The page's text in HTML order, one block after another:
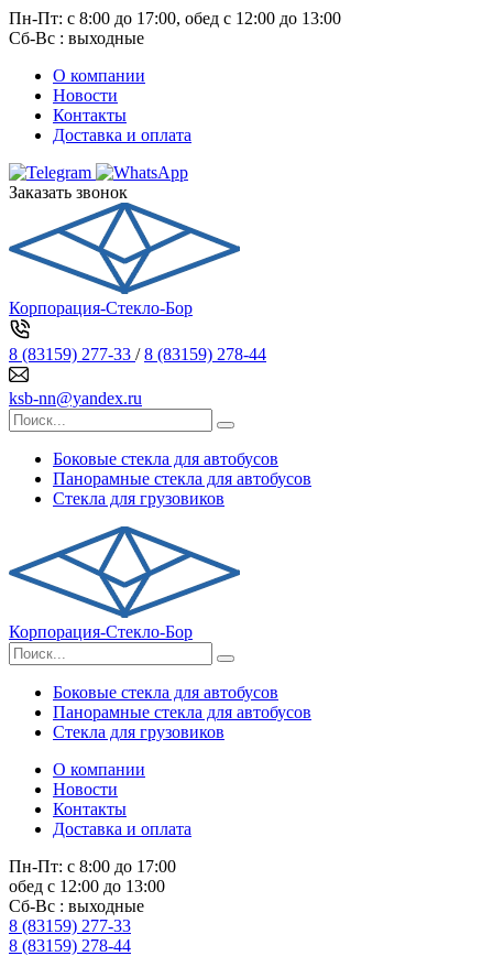
Пн-Пт: с 8:00 до 17:00, обед с 12:00 до 13:00
Сб-Вс : выходные
О компании
Новости
Контакты
Доставка и оплата
Заказать звонок
Корпорация-Стекло-Бор
8 (83159) 277-33 /8 (83159) 278-44
ksb-nn@yandex.ru
Боковые стекла для автобусов
Панорамные стекла для автобусов
Стекла для грузовиков
Корпорация-Стекло-Бор
Боковые стекла для автобусов
Панорамные стекла для автобусов
Стекла для грузовиков
О компании
Новости
Контакты
Доставка и оплата
Пн-Пт: с 8:00 до 17:00
обед с 12:00 до 13:00
Сб-Вс : выходные
8 (83159) 277-33
8 (83159) 278-44